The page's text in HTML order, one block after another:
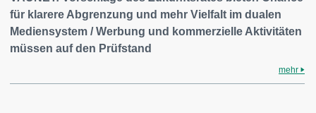
für klarere Abgrenzung und mehr Vielfalt im dualen
Mediensystem / Werbung und kommerzielle Aktivitäten
müssen auf den Prüfstand
mehr